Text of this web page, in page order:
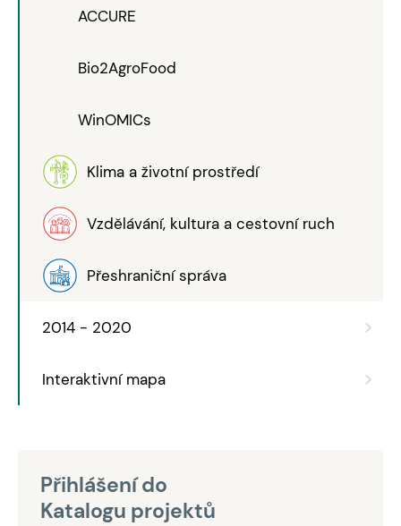
ACCURE
Bio2AgroFood
WinOMICs
Klima a životní prostředí
Vzdělávání, kultura a cestovní ruch
Přeshraniční správa
2014 - 2020
Interaktivní mapa
Přihlášení do
Katalogu projektů